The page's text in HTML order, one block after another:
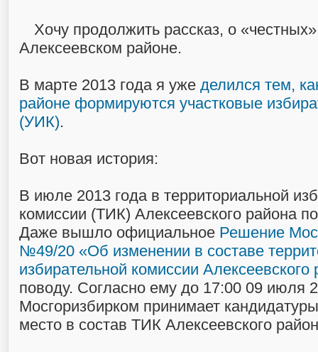
Хочу продолжить рассказ, о
Алексеевском районе.
В марте 2013 года я уже делился тем,
районе формируются участковые
(УИК).
Вот новая история:
В июле 2013 года в территориальной
комиссии (ТИК) Алексеевского района
Даже вышло официальное Решение
№49/20 «Об изменении в составе
избирательной комиссии Алексеевского
поводу. Согласно ему до 17:00 09 июля
Мосгоризбирком принимает
место в состав ТИК Алексеевского